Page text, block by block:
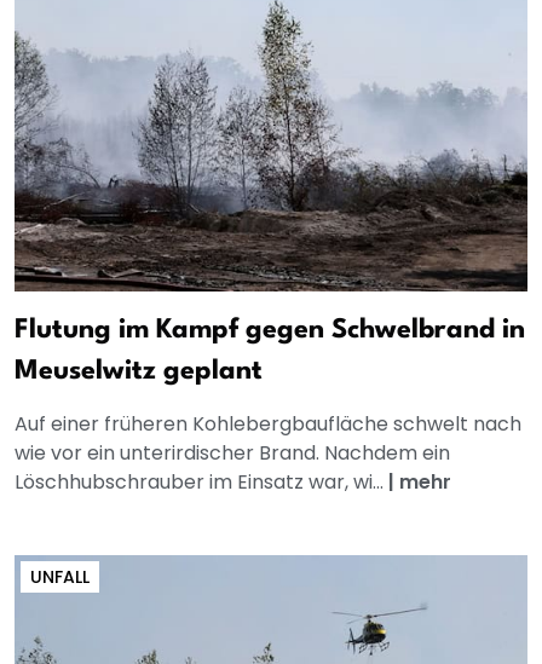
Flutung im Kampf gegen Schwelbrand in
Meuselwitz geplant
Auf einer früheren Kohlebergbaufläche schwelt nach
wie vor ein unterirdischer Brand. Nachdem ein
Löschhubschrauber im Einsatz war, wi... | mehr
UNFALL